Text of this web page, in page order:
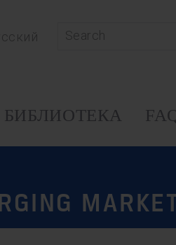
БИБЛИОТЕКА